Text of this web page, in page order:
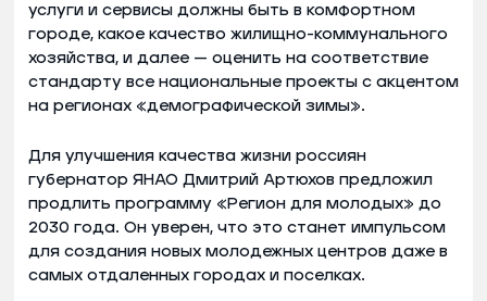
услуги и сервисы должны быть в комфортном
городе, какое качество жилищно-коммунального
хозяйства, и далее — оценить на соответствие
стандарту все национальные проекты с акцентом
на регионах «демографической зимы».
Для улучшения качества жизни россиян
губернатор ЯНАО Дмитрий Артюхов предложил
продлить программу «Регион для молодых» до
2030 года. Он уверен, что это станет импульсом
для создания новых молодежных центров даже в
самых отдаленных городах и поселках.